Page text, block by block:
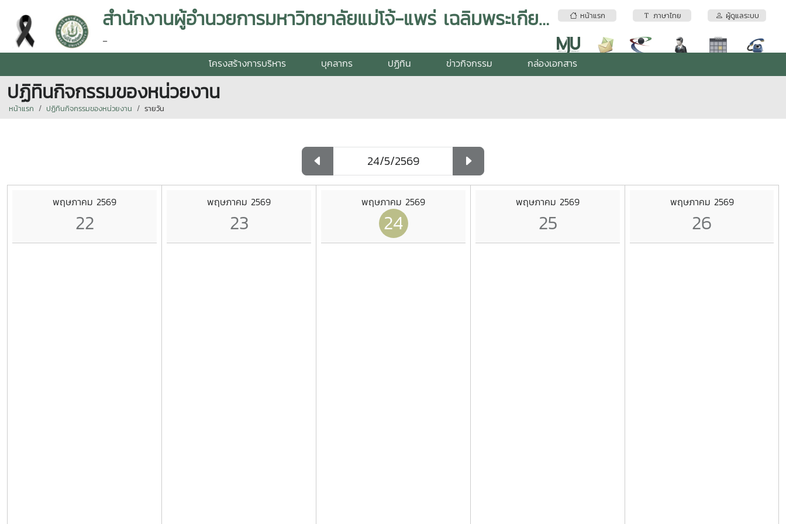
หน้าแรก ภาษาไทย ผู้ดูแลระบบ
สำนักงานผู้อำนวยการมหาวิทยาลัยแม่โจ้-แพร่ เฉลิมพระเกียรติ
-
โครงสร้างการบริหาร บุคลากร ปฏิทิน ข่าวกิจกรรม กล่องเอกสาร
ปฏิทินกิจกรรมของหน่วยงาน
หน้าแรก ปฏิทินกิจกรรมของหน่วยงาน รายวัน
พฤษภาคม 2569
22
พฤษภาคม 2569
23
พฤษภาคม 2569
24
พฤษภาคม 2569
25
พฤษภาคม 2569
26